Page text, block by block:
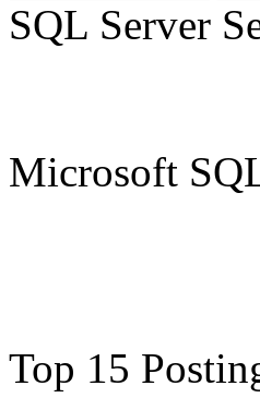
SQL Server
Microsoft
Top 15